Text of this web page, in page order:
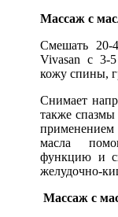
Массаж с
Смешать 20-
Vivasan с 3-
кожу спины,
Снимает
также
применением
масла
функцию и
желудочно-
Массаж с